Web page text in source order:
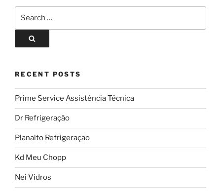
RECENT POSTS
Prime Service Assistência Técnica
Dr Refrigeração
Planalto Refrigeração
Kd Meu Chopp
Nei Vidros